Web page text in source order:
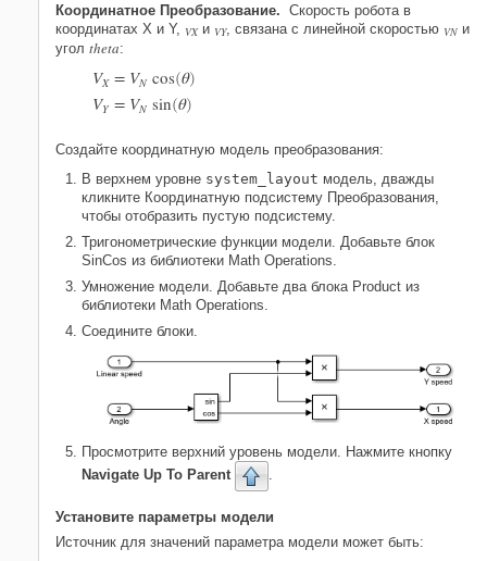
Координатное Преобразование. Скорость робота в
координатах X и Y, VX и VY, связана с линейной скоростью VN и
угол theta:
VX = VN cos(θ)
VY = VN sin(θ)
Создайте координатную модель преобразования:
В верхнем уровне system_layout модель, дважды
кликните Координатную подсистему Преобразования,
чтобы отобразить пустую подсистему.
Тригонометрические функции модели. Добавьте блок
SinCos из библиотеки Math Operations.
Умножение модели. Добавьте два блока Product из
библиотеки Math Operations.
Соедините блоки.
Просмотрите верхний уровень модели. Нажмите кнопку
Navigate Up To Parent
Установите параметры модели
Источник для значений параметра модели может быть: